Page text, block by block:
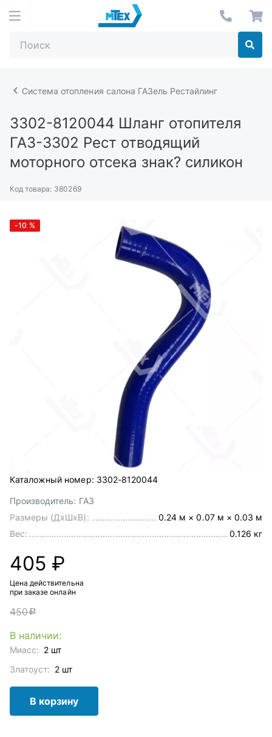
Система отопления салона ГАЗель Рестайлинг
3302-8120044 Шланг отопителя
ГАЗ-3302 Рест отводящий
моторного отсека знак? силикон
Код товара: 380269
-10 %
Каталожный номер: 3302-8120044
Производитель: ГАЗ
Размеры (ДхШхВ):
0.24 м × 0.07 м × 0.03 м
Вес:
0.126 кг
405 ₽
Цена действительна
при заказе онлайн
450c
В наличии:
Миасс: 2 шт
Златоуст: 2 шт
В корзину